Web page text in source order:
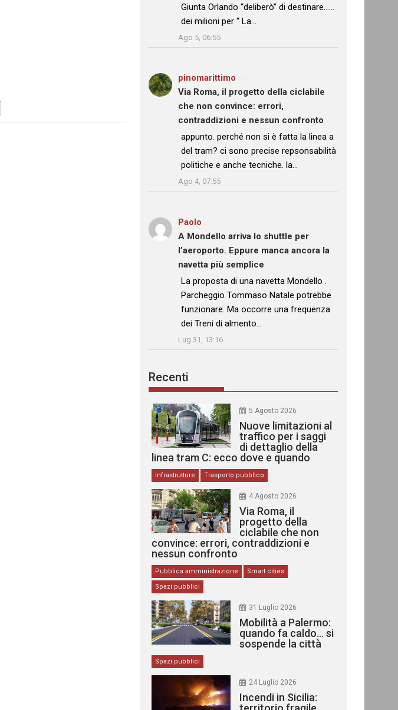
Giunta Orlando “deliberò” di destinare……
dei milioni per “ La…
Ago 5, 06:55
pinomarittimo
Via Roma, il progetto della ciclabile
che non convince: errori,
contraddizioni e nessun confronto
: “
appunto. perché non si è fatta la linea a
del tram? ci sono precise repsonsabilità
politiche e anche tecniche. la…
Ago 4, 07:55
Paolo
A Mondello arriva lo shuttle per
l’aeroporto. Eppure manca ancora la
navetta più semplice
: “La proposta di una navetta Mondello .
Parcheggio Tommaso Natale potrebbe
funzionare. Ma occorre una frequenza
dei Treni di almento…
Lug 31, 13:16
Recenti
5 Agosto 2026
Nuove limitazioni al
traffico per i saggi
di dettaglio della
linea tram C: ecco dove e quando
Infrastrutture Trasporto pubblico
4 Agosto 2026
Via Roma, il
progetto della
ciclabile che non
convince: errori, contraddizioni e
nessun confronto
Pubblica amministrazione
Smart cities
Spazi pubblici
31 Luglio 2026
Mobilità a Palermo:
quando fa caldo… si
sospende la città
Spazi pubblici
24 Luglio 2026
Incendi in Sicilia: